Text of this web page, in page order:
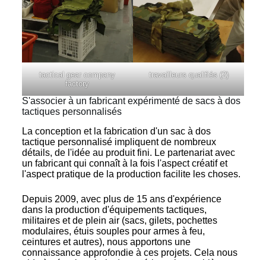
tactical gear company
factory
travailleurs qualifiés (2)
S'associer à un fabricant expérimenté de sacs à dos
tactiques personnalisés
La conception et la fabrication d'un sac à dos
tactique personnalisé impliquent de nombreux
détails, de l'idée au produit fini. Le partenariat avec
un fabricant qui connaît à la fois l'aspect créatif et
l'aspect pratique de la production facilite les choses.
Depuis 2009, avec plus de 15 ans d'expérience
dans la production d'équipements tactiques,
militaires et de plein air (sacs, gilets, pochettes
modulaires, étuis souples pour armes à feu,
ceintures et autres), nous apportons une
connaissance approfondie à ces projets. Cela nous